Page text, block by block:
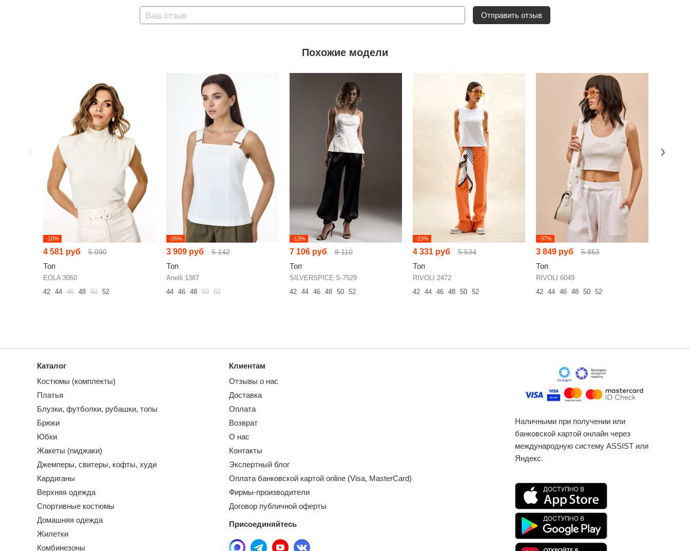
Ваш отзыв Отправить отзыв
Похожие модели
-10%
4 581 руб 5 090
Топ
EOLA 3060
42
44 46 48 50 52
-26%
3 909 руб 5 142
Топ
Anelli 1387
44
46 48 50 52
-13%
7 106 руб 8 110
Топ
SILVERSPICE S-7529
42
44 46 48 50 52
-23%
4 331 руб 5 534
Топ
RIVOLI 2472
42
44 46 48 50 52
-37%
3 849 руб 5 853
Топ
RIVOLI 6049
42
44 46 48 50 52
Каталог
Костюмы (комплекты)
Платья
Блузки, футболки, рубашки, топы
Брюки
Юбки
Жакеты (пиджаки)
Джемперы, свитеры, кофты, худи
Кардиганы
Верхняя одежда
Спортивные костюмы
Домашняя одежда
Жилетки
Комбинезоны
Клиентам
Отзывы о нас
Доставка
Оплата
Возврат
О нас
Контакты
Экспертный блог
Оплата банковской картой online (Visa, MasterCard)
Фирмы-производители
Договор публичной оферты
Присоединяйтесь
Наличными при получении или
банковской картой онлайн через
международную систему ASSIST или
Яндекс.